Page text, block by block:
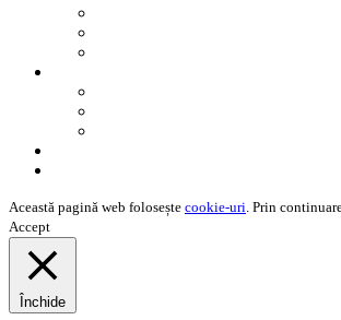
Această pagină web folosește cookie-uri. Prin
Accept
Închide